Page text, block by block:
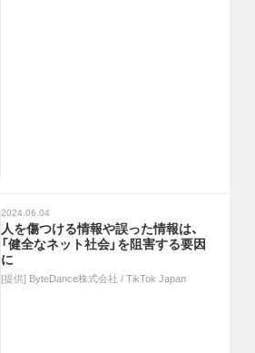
2024.06.04
人を傷つける情報や誤った情報は、
「健全なネット社会」を阻害する要因
に
[提供] ByteDance株式会社 / TikTok Japan